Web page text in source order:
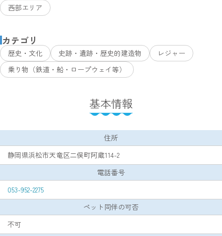
西部エリア
カテゴリ
歴史・文化 史跡・遺跡・歴史的建造物
レジャー
乗り物（鉄道・船・ロープウェイ等）
基本情報
住所
静岡県浜松市天竜区二俣町阿蔵114-2
電話番号
053-952-2275
ペット同伴の可否
不可